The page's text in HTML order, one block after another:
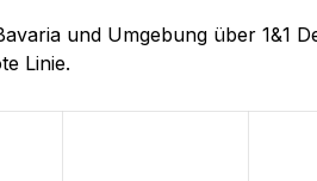
und Umgebung über 1&1
Linie.